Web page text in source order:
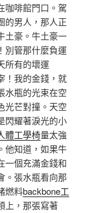
咖啡館門口。駕
的男人，那人正
豪。牛土豪一
別管那什麼負運
所有的壞運
！我的金錢，就
水瓶的光束在空
光芒對撞。天空
閃耀著淚光的小
體工學椅量太強
他知道，如果牛
一個充滿金錢和
。張水瓶看向那
燃料backbone工
上，那張寫著